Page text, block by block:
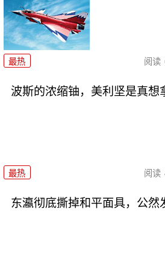
最热 阅读
波斯的浓缩铀，美利坚是真想
最热 阅读
东瀛彻底撕掉和平面具，公然